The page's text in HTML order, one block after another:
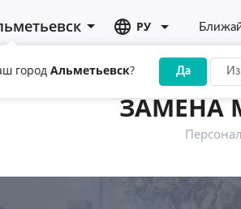
город Альметьевск? Да
РУ
ЗАМЕНА